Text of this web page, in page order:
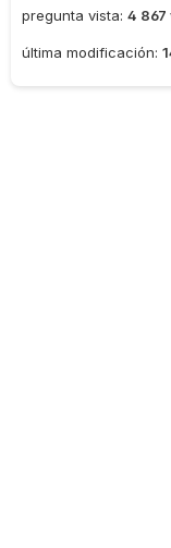
pregunta vista: 4 867
última modificación: